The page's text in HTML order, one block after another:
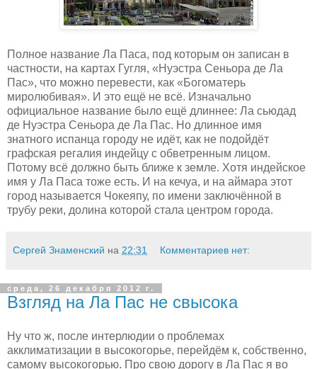
Полное название Ла Паса, под которым он записан в
частности, на картах Гугля, «Нуэстра Сеньора де Ла
Пас», что можно перевести, как «Богоматерь
миролюбивая». И это ещё не всё. Изначально
официальное название было ещё длиннее: Ла сьюдад
де Нуэстра Сеньора де Ла Пас. Но длинное имя
знатного испанца городу не идёт, как не подойдёт
графская регалия индейцу с обветренным лицом.
Потому всё должно быть ближе к земле. Хотя индейское
имя у Ла Паса тоже есть. И на кечуа, и на аймара этот
город называется Чокеяпу, по имени заключённой в
трубу реки, долина которой стала центром города.
Сергей Знаменский на 22:31 Комментариев нет:
среда, 26 декабря 2012 г.
Взгляд на Ла Пас не свысока
Ну что ж, после интерлюдии о проблемах
акклиматизации в высокогорье, перейдём к, собственно,
самому высокогорью. Про свою дорогу в Ла Пас я во